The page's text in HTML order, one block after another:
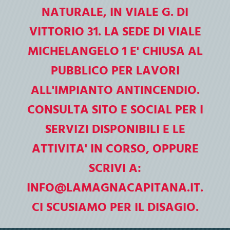
La Magna Capitana apre le porte alle
Biblioteca di Foggia "La Magna Capitana"
2026-2027
NATURALE, IN VIALE G. DI
VITTORIO 31. LA SEDE DI VIALE
MICHELANGELO 1 E' CHIUSA AL
PUBBLICO PER LAVORI
ALL'IMPIANTO ANTINCENDIO.
CONSULTA SITO E SOCIAL PER I
SERVIZI DISPONIBILI E LE
ATTIVITA' IN CORSO, OPPURE
SCRIVI A:
INFO@LAMAGNACAPITANA.IT.
CI SCUSIAMO PER IL DISAGIO.